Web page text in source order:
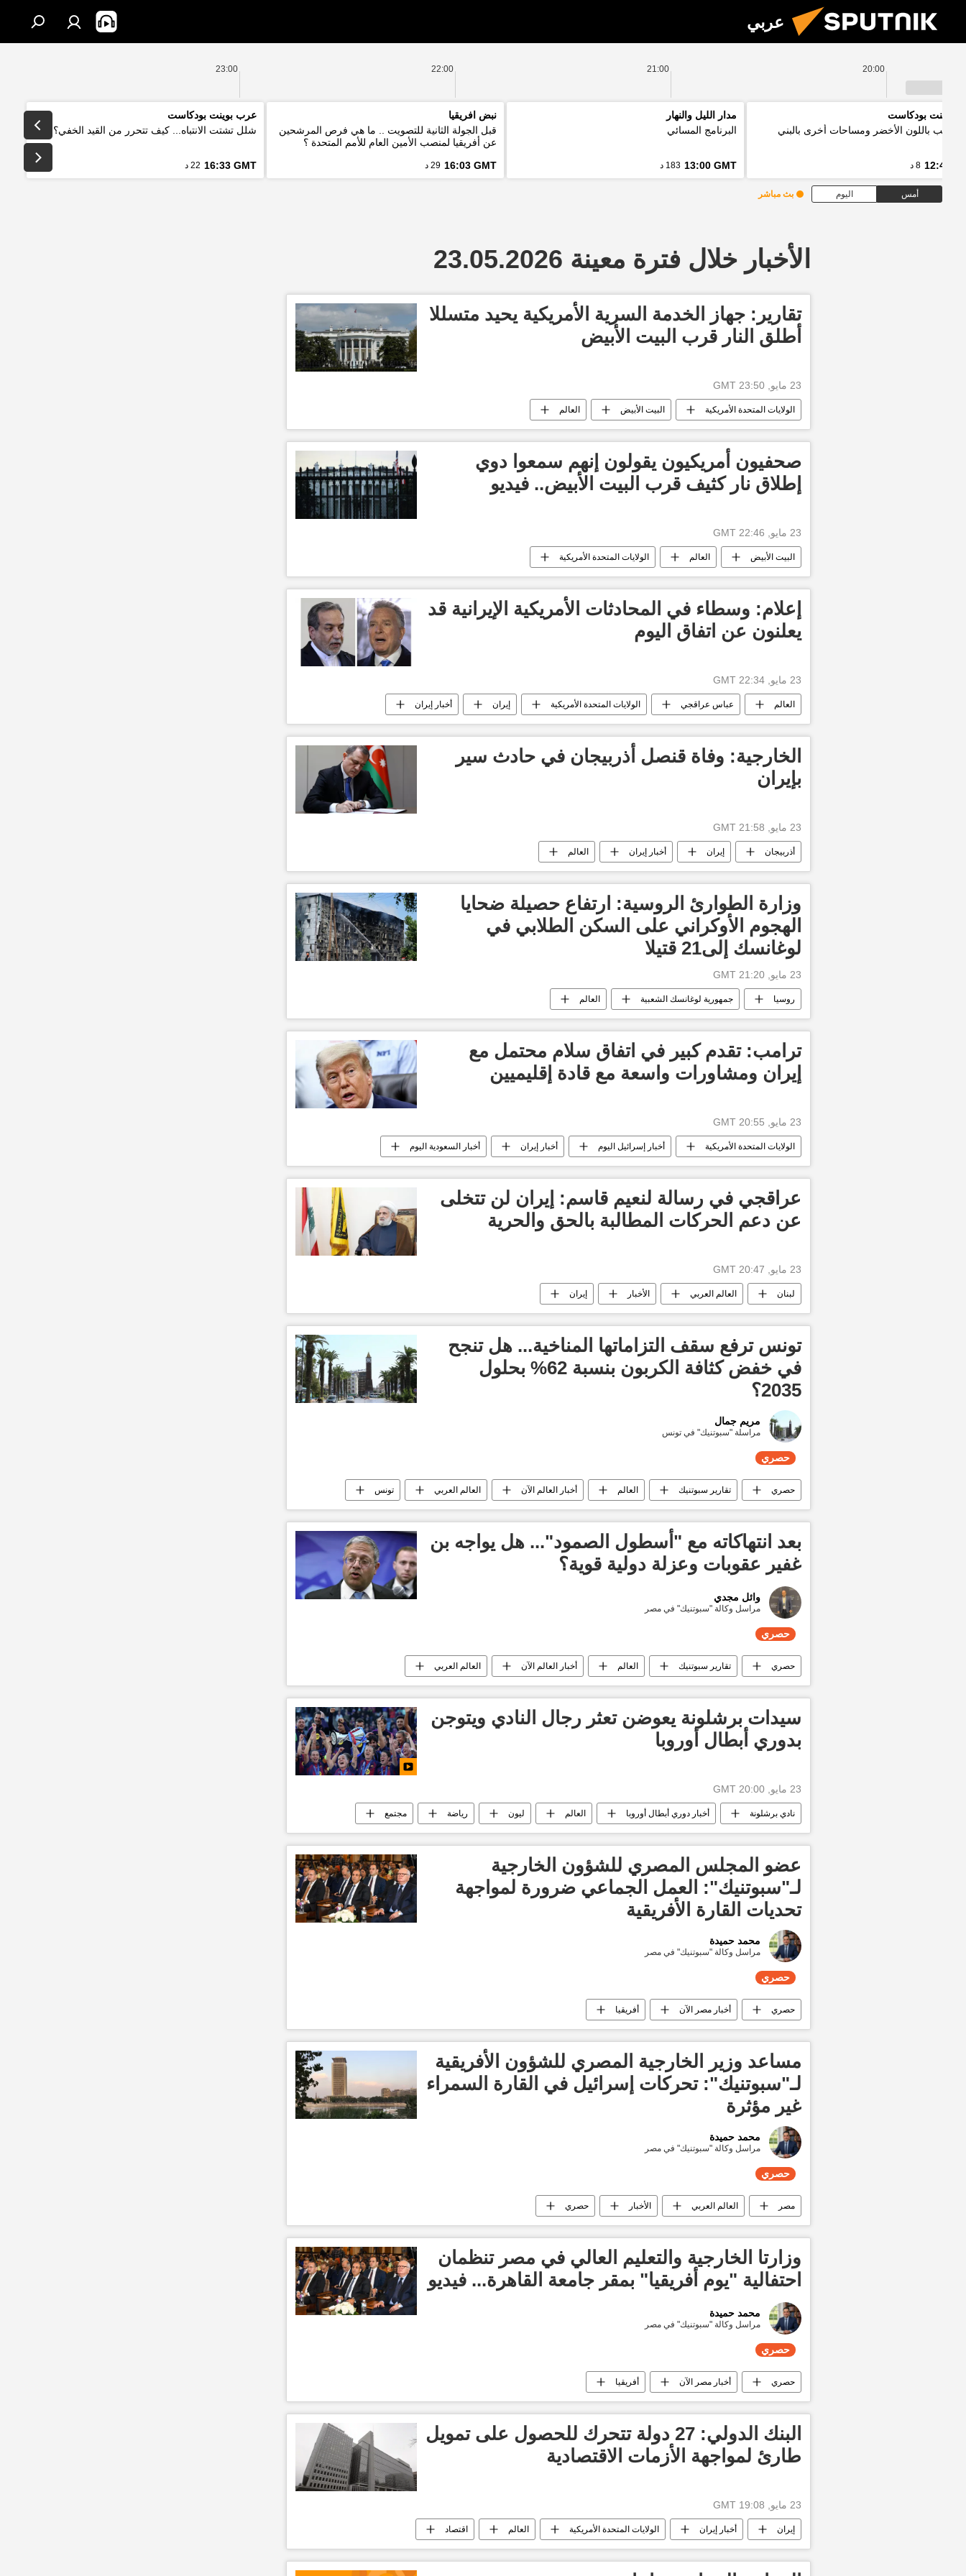
عربي
20:00
21:00
22:00
23:00
بوينت بودكاست
الألب باللون الأخضر ومساحات أخرى بالبني
12:48 8 د
مدار الليل والنهار
البرنامج المسائي
13:00 GMT 183 د
نبض افريقيا
قبل الجولة الثانية للتصويت .. ما هي فرص المرشحين
عن أفريقيا لمنصب الأمين العام للأمم المتحدة ؟
16:03 GMT 29 د
عرب بوينت بودكاست
شلل تشتت الانتباه... كيف تتحرر من القيد الخفي؟
16:33 GMT 22 د
أمس اليوم بث مباشر
الأخبار خلال فترة معينة 23.05.2026
تقارير: جهاز الخدمة السرية الأمريكية يحيد متسللا
أطلق النار قرب البيت الأبيض
23 مايو, 23:50 GMT
الولايات المتحدة الأمريكية البيت الأبيض العالم
صحفيون أمريكيون يقولون إنهم سمعوا دوي
إطلاق نار كثيف قرب البيت الأبيض.. فيديو
23 مايو, 22:46 GMT
البيت الأبيض العالم الولايات المتحدة الأمريكية
إعلام: وسطاء في المحادثات الأمريكية الإيرانية قد
يعلنون عن اتفاق اليوم
23 مايو, 22:34 GMT
العالم عباس عراقجي الولايات المتحدة الأمريكية إيران أخبار إيران
الخارجية: وفاة قنصل أذربيجان في حادث سير
بإيران
23 مايو, 21:58 GMT
أذربيجان إيران أخبار إيران العالم
وزارة الطوارئ الروسية: ارتفاع حصيلة ضحايا
الهجوم الأوكراني على السكن الطلابي في
لوغانسك إلى21 قتيلا
23 مايو, 21:20 GMT
روسيا جمهورية لوغانسك الشعبية العالم
ترامب: تقدم كبير في اتفاق سلام محتمل مع
إيران ومشاورات واسعة مع قادة إقليميين
23 مايو, 20:55 GMT
الولايات المتحدة الأمريكية أخبار إسرائيل اليوم أخبار إيران أخبار السعودية اليوم
عراقجي في رسالة لنعيم قاسم: إیران لن تتخلى
عن دعم الحركات المطالبة بالحق والحرية
23 مايو, 20:47 GMT
لبنان العالم العربي الأخبار إيران
تونس ترفع سقف التزاماتها المناخية... هل تنجح
في خفض كثافة الكربون بنسبة 62% بحلول
2035؟
مريم جمال
مراسلة "سبوتنيك" في تونس
حصري
حصري تقارير سبوتنيك العالم أخبار العالم الآن العالم العربي تونس
أخبار تونس اليوم
بعد انتهاكاته مع "أسطول الصمود"... هل يواجه بن
غفير عقوبات وعزلة دولية قوية؟
وائل مجدي
مراسل وكالة "سبوتنيك" في مصر
حصري
حصري تقارير سبوتنيك العالم أخبار العالم الآن العالم العربي
إسرائيل أخبار إسرائيل اليوم أخبار فلسطين اليوم
سيدات برشلونة يعوضن تعثر رجال النادي ويتوجن
بدوري أبطال أوروبا
23 مايو, 20:00 GMT
نادي برشلونة أخبار دوري أبطال أوروبا العالم ليون رياضة مجتمع
عضو المجلس المصري للشؤون الخارجية
لـ"سبوتنيك": العمل الجماعي ضرورة لمواجهة
تحديات القارة الأفريقية
محمد حميدة
مراسل وكالة "سبوتنيك" في مصر
حصري
حصري أخبار مصر الآن أفريقيا
مساعد وزير الخارجية المصري للشؤون الأفريقية
لـ"سبوتنيك": تحركات إسرائيل في القارة السمراء
غير مؤثرة
محمد حميدة
مراسل وكالة "سبوتنيك" في مصر
حصري
مصر العالم العربي الأخبار حصري
وزارتا الخارجية والتعليم العالي في مصر تنظمان
احتفالية "يوم أفريقيا" بمقر جامعة القاهرة... فيديو
محمد حميدة
مراسل وكالة "سبوتنيك" في مصر
حصري
حصري أخبار مصر الآن أفريقيا
البنك الدولي: 27 دولة تتحرك للحصول على تمويل
طارئ لمواجهة الأزمات الاقتصادية
23 مايو, 19:08 GMT
إيران أخبار إيران الولايات المتحدة الأمريكية العالم اقتصاد